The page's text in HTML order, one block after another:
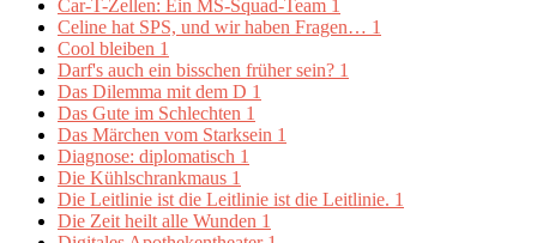
Car-T-Zellen: Ein MS-Squad-Team 1
Celine hat SPS, und wir haben Fragen… 1
Cool bleiben 1
Darf's auch ein bisschen früher sein? 1
Das Dilemma mit dem D 1
Das Gute im Schlechten 1
Das Märchen vom Starksein 1
Diagnose: diplomatisch 1
Die Kühlschrankmaus 1
Die Leitlinie ist die Leitlinie ist die Leitlinie. 1
Die Zeit heilt alle Wunden 1